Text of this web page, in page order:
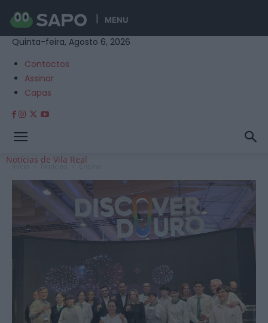
MENU
Quinta-feira, Agosto 6, 2026
Contactos
Assinar
Capas
Notícias de Vila Real
Início Notícias Ensino